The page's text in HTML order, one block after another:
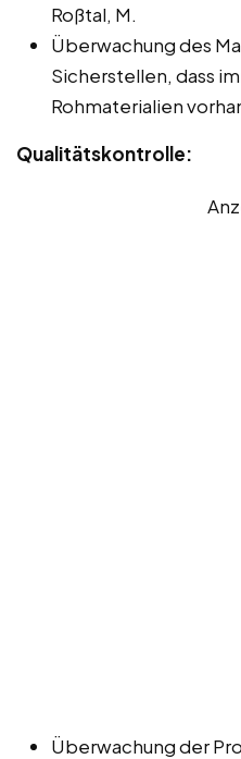
Roßtal, M.
Überwachung des
Sicherstellen, dass
Rohmaterialien
Qualitätskontrolle:
Überwachung der